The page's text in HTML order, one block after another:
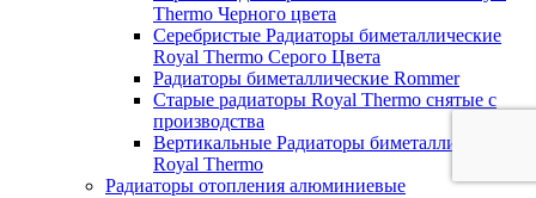
Thermo Черного цвета
Серебристые Радиаторы биметаллические
Royal Thermo Серого Цвета
Радиаторы биметаллические Rommer
Старые радиаторы Royal Thermo снятые с
производства
Вертикальные Радиаторы биметаллические
Royal Thermo
Радиаторы отопления алюминиевые